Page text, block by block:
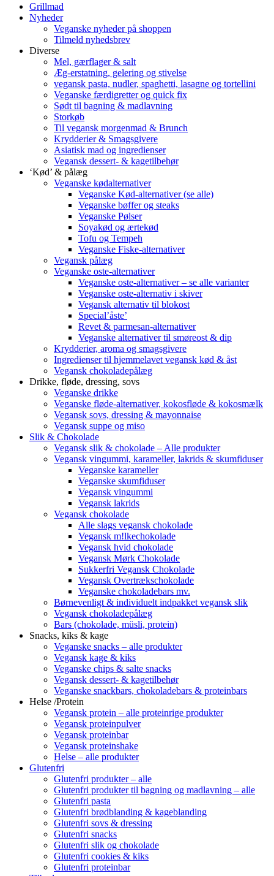
Grillmad
Nyheder
Veganske nyheder på shoppen
Tilmeld nyhedsbrev
Diverse
Mel, gærflager & salt
Æg-erstatning, gelering og stivelse
vegansk pasta, nudler, spaghetti, lasagne og tortellini
Veganske færdigretter og quick fix
Sødt til bagning & madlavning
Storkøb
Til vegansk morgenmad & Brunch
Krydderier & Smagsgivere
Asiatisk mad og ingredienser
Vegansk dessert- & kagetilbehør
‘Kød’ & pålæg
Veganske kødalternativer
Veganske Kød-alternativer (se alle)
Veganske bøffer og steaks
Veganske Pølser
Soyakød og ærtekød
Tofu og Tempeh
Veganske Fiske-alternativer
Vegansk pålæg
Veganske oste-alternativer
Veganske oste-alternativer – se alle varianter
Veganske oste-alternativ i skiver
Vegansk alternativ til blokost
Special’åste’
Revet & parmesan-alternativer
Veganske alternativer til smøreost & dip
Krydderier, aroma og smagsgivere
Ingredienser til hjemmelavet vegansk kød & åst
Vegansk chokoladepålæg
Drikke, fløde, dressing, sovs
Veganske drikke
Veganske fløde-alternativer, kokosfløde & kokosmælk
Vegansk sovs, dressing & mayonnaise
Vegansk suppe og miso
Slik & Chokolade
Vegansk slik & chokolade – Alle produkter
Vegansk vingummi, karameller, lakrids & skumfiduser
Veganske karameller
Veganske skumfiduser
Vegansk vingummi
Vegansk lakrids
Vegansk chokolade
Alle slags vegansk chokolade
Vegansk m!lkechokolade
Vegansk hvid chokolade
Vegansk Mørk Chokolade
Sukkerfri Vegansk Chokolade
Vegansk Overtrækschokolade
Veganske chokoladebars mv.
Børnevenligt & individuelt indpakket vegansk slik
Vegansk chokoladepålæg
Bars (chokolade, müsli, protein)
Snacks, kiks & kage
Veganske snacks – alle produkter
Vegansk kage & kiks
Veganske chips & salte snacks
Vegansk dessert- & kagetilbehør
Veganske snackbars, chokoladebars & proteinbars
Helse /Protein
Vegansk protein – alle proteinrige produkter
Vegansk proteinpulver
Vegansk proteinbar
Vegansk proteinshake
Helse – alle produkter
Glutenfri
Glutenfri produkter – alle
Glutenfri produkter til bagning og madlavning – alle
Glutenfri pasta
Glutenfri brødblanding & kageblanding
Glutenfri sovs & dressing
Glutenfri snacks
Glutenfri slik og chokolade
Glutenfri cookies & kiks
Glutenfri proteinbar